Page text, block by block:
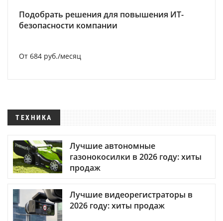
Подобрать решения для повышения ИТ-
безопасности компании
От 684 руб./месяц
ТЕХНИКА
Лучшие автономные
газонокосилки в 2026 году: хиты
продаж
Лучшие видеорегистраторы в
2026 году: хиты продаж